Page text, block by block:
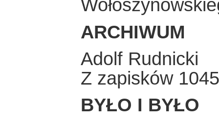
ARCHIWUM
Adolf Rudnicki
Z zapisków
BYŁO I BYŁO